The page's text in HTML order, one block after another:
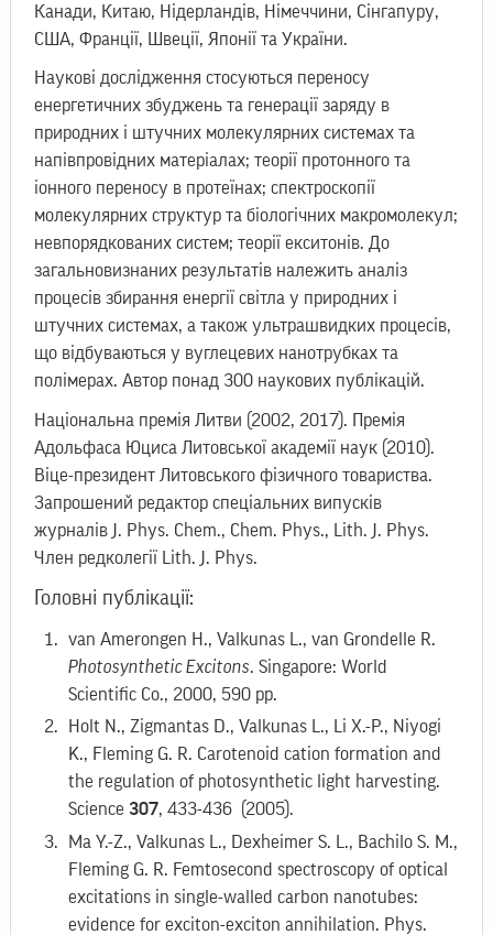
Канади, Китаю, Нідерландів, Німеччини, Сінгапуру,
США, Франції, Швеції, Японії та України.
Наукові дослідження стосуються переносу
енергетичних збуджень та генерації заряду в
природних і штучних молекулярних системах та
напівпровідних матеріалах; теорії протонного та
іонного переносу в протеїнах; спектроскопії
молекулярних структур та біологічних макромолекул;
невпорядкованих систем; теорії екситонів. До
загальновизнаних результатів належить аналіз
процесів збирання енергії світла у природних і
штучних системах, а також ультрашвидких процесів,
що відбуваються у вуглецевих нанотрубках та
полімерах. Автор понад 300 наукових публікацій.
Національна премія Литви (2002, 2017). Премія
Адольфаса Юциса Литовської академії наук (2010).
Віце-президент Литовського фізичного товариства.
Запрошений редактор спеціальних випусків
журналів J. Phys. Chem., Chem. Phys., Lith. J. Phys.
Член редколегії Lith. J. Phys.
Головні публікації:
van Amerongen H., Valkunas L., van Grondelle R.
Photosynthetic Excitons. Singapore: World
Scientific Co., 2000, 590 pp.
Holt N., Zigmantas D., Valkunas L., Li X.-P., Niyogi
K., Fleming G. R. Carotenoid cation formation and
the regulation of photosynthetic light harvesting.
Science 307, 433-436 (2005).
Ma Y.-Z., Valkunas L., Dexheimer S. L., Bachilo S. M.,
Fleming G. R. Femtosecond spectroscopy of optical
excitations in single-walled carbon nanotubes:
evidence for exciton-exciton annihilation. Phys.